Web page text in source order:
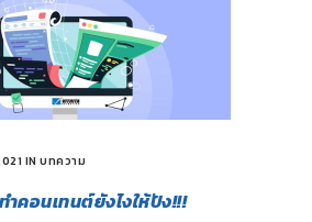
IN บทความ
ำคอนเทนต์ยังไงให้ปัง!!!